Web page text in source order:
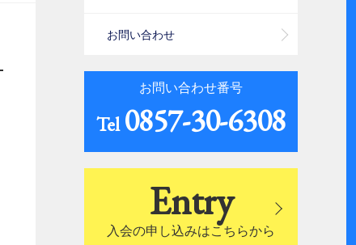
お問い合わせ
お問い合わせ番号
Tel0857-30-6308
Entry
入会の申し込みはこちらから